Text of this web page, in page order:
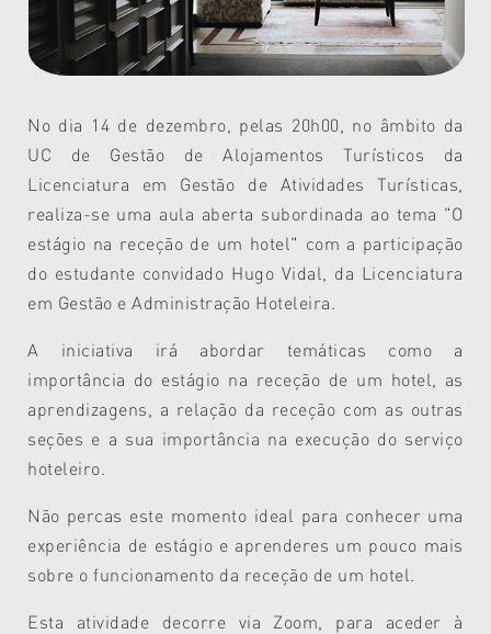
No dia 14 de dezembro, pelas 20h00, no âmbito da
UC de Gestão de Alojamentos Turísticos da
Licenciatura em Gestão de Atividades Turísticas,
realiza-se uma aula aberta subordinada ao tema "O
estágio na receção de um hotel" com a participação
do estudante convidado Hugo Vidal, da Licenciatura
em Gestão e Administração Hoteleira.
A iniciativa irá abordar temáticas como a
importância do estágio na receção de um hotel, as
aprendizagens, a relação da receção com as outras
seções e a sua importância na execução do serviço
hoteleiro.
Não percas este momento ideal para conhecer uma
experiência de estágio e aprenderes um pouco mais
sobre o funcionamento da receção de um hotel.
Esta atividade decorre via Zoom, para aceder à